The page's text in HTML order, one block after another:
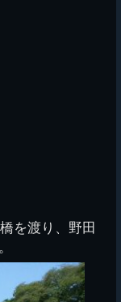
を渡り、野田